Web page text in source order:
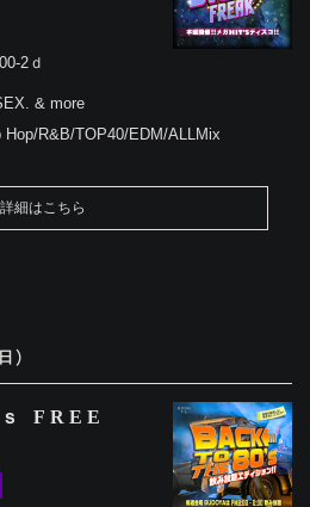
2ｄ
& more
R&B/TOP40/EDM/ALLMix
詳細はこちら
)
FREE